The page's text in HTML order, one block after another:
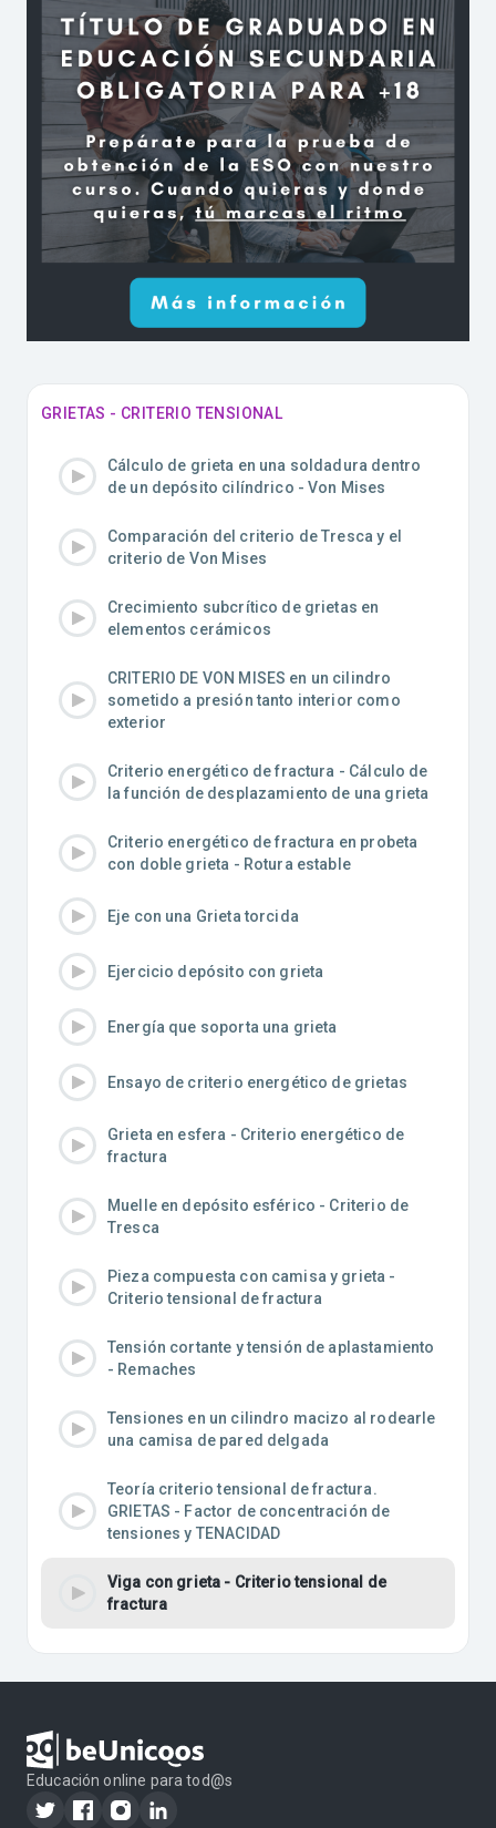
GRIETAS - CRITERIO TENSIONAL
Cálculo de grieta en una soldadura dentro
de un depósito cilíndrico - Von Mises
Comparación del criterio de Tresca y el
criterio de Von Mises
Crecimiento subcrítico de grietas en
elementos cerámicos
CRITERIO DE VON MISES en un cilindro
sometido a presión tanto interior como
exterior
Criterio energético de fractura - Cálculo de
la función de desplazamiento de una grieta
Criterio energético de fractura en probeta
con doble grieta - Rotura estable
Eje con una Grieta torcida
Ejercicio depósito con grieta
Energía que soporta una grieta
Ensayo de criterio energético de grietas
Grieta en esfera - Criterio energético de
fractura
Muelle en depósito esférico - Criterio de
Tresca
Pieza compuesta con camisa y grieta -
Criterio tensional de fractura
Tensión cortante y tensión de aplastamiento
- Remaches
Tensiones en un cilindro macizo al rodearle
una camisa de pared delgada
Teoría criterio tensional de fractura.
GRIETAS - Factor de concentración de
tensiones y TENACIDAD
Viga con grieta - Criterio tensional de
fractura
Educación online para tod@s